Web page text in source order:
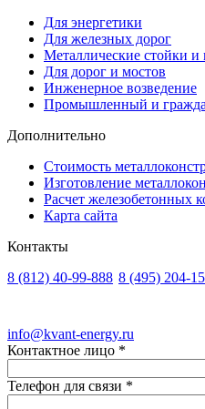
Для энергетики
Для железных дорог
Металлические стойки и
Для дорог и мостов
Инженерное возведение
Промышленный и
Дополнительно
Стоимость
Изготовление
Расчет железобетонных
Карта сайта
Контакты
8 (812) 40-99-888 8 (495) 204-
info@kvant-energy.ru
Контактное лицо *
Телефон для связи *